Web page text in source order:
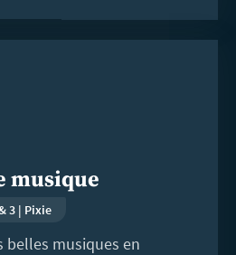
musique
3 | Pixie
belles musiques en